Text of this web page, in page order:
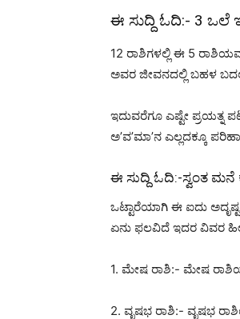
ಈ ಸುದ್ದಿ ಓದಿ:- 3 ಒಲೆ
12 ರಾಶಿಗಳಲ್ಲಿ ಈ 5
ಅವರ ಜೀವನದಲ್ಲಿ ಬಹಳ
ಇದುವರೆಗೂ ಎಷ್ಟೇ ಪ್ರಯತ್ನ
ಅ’ವ’ಮಾ’ನ ಎಲ್ಲದಕ್ಕೂ
ಈ ಸುದ್ದಿ ಓದಿ:-ಸ್ವಂತ
ಒಟ್ಟಾರೆಯಾಗಿ ಈ ಐದು
ಏನು ಫಲವಿದೆ ಇದರ ವಿವರ
1. ಮೇಷ ರಾಶಿ:- ಮೇಷ ರಾಶಿಯ
2. ವೃಷಭ ರಾಶಿ:- ವೃಷಭ